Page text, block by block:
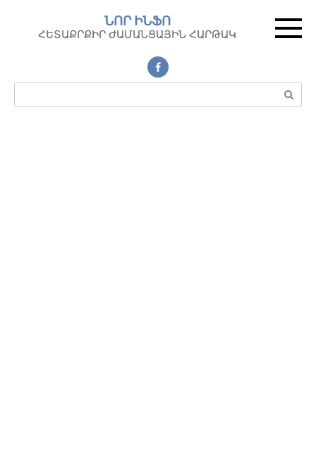
контенту
ՆՈՐ ԻՆՖՈ
ՀԵՏԱՔՐՔԻՐ ԺԱՄԱՆՑԱՅԻՆ ՀԱՐԹԱԿ
Поиск: